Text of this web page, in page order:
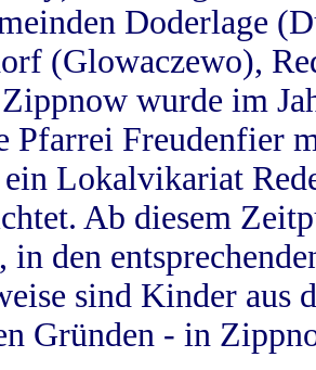
Doderlage
(Glowaczewo),
wurde im
Pfarrei Freudenfier
Lokalvikariat
Ab diesem
in den
sind Kinder aus
Gründen - in